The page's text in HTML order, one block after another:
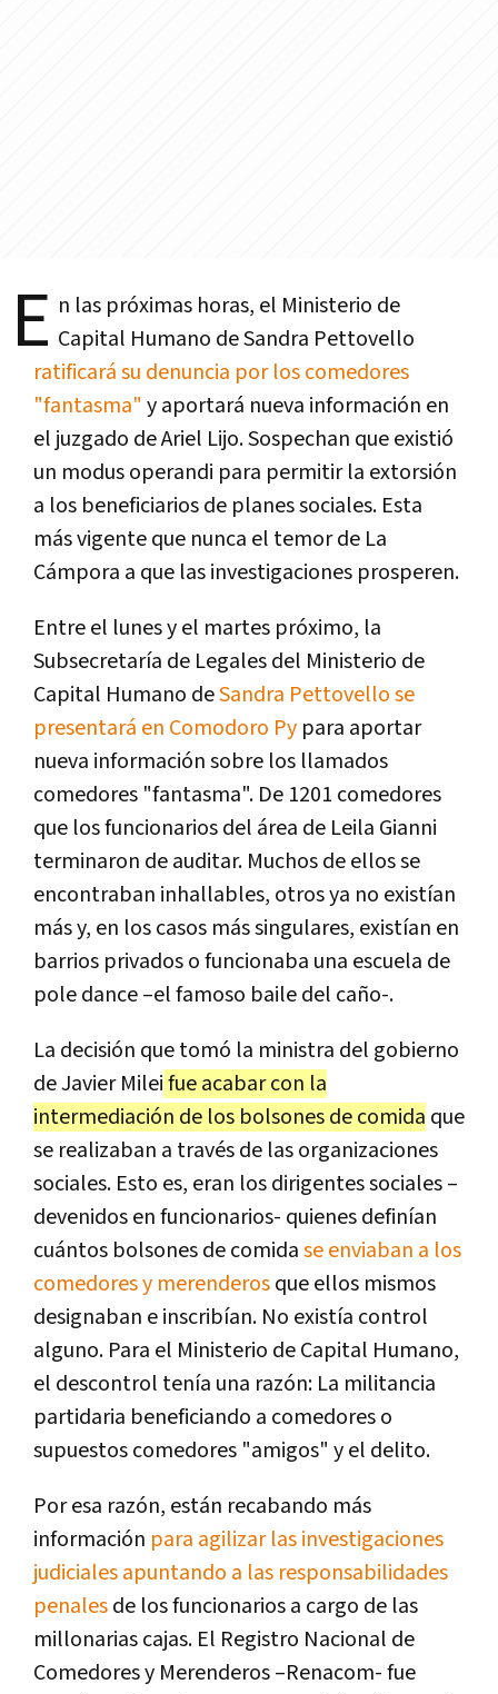
E n las próximas horas, el Ministerio de
Capital Humano de Sandra Pettovello
ratificará su denuncia por los comedores
"fantasma" y aportará nueva información en
el juzgado de Ariel Lijo. Sospechan que existió
un modus operandi para permitir la extorsión
a los beneficiarios de planes sociales. Esta
más vigente que nunca el temor de La
Cámpora a que las investigaciones prosperen.
Entre el lunes y el martes próximo, la
Subsecretaría de Legales del Ministerio de
Capital Humano deSandra Pettovello se
presentará en Comodoro Py para aportar
nueva información sobre los llamados
comedores "fantasma". De 1201 comedores
que los funcionarios del área de Leila Gianni
terminaron de auditar. Muchos de ellos se
encontraban inhallables, otros ya no existían
más y, en los casos más singulares, existían en
barrios privados o funcionaba una escuela de
pole dance –el famoso baile del caño-.
La decisión que tomó la ministra del gobierno
de Javier Mileifue acabar con la
intermediación de los bolsones de comida que
se realizaban a través de las organizaciones
sociales. Esto es, eran los dirigentes sociales –
devenidos en funcionarios- quienes definían
cuántos bolsones de comidase enviaban a los
comedores y merenderosque ellos mismos
designaban e inscribían. No existía control
alguno. Para el Ministerio de Capital Humano,
el descontrol tenía una razón: La militancia
partidaria beneficiando a comedores o
supuestos comedores "amigos" y el delito.
Por esa razón, están recabando más
información para agilizar las investigaciones
judiciales apuntando a las responsabilidades
penalesde los funcionarios a cargo de las
millonarias cajas. El Registro Nacional de
Comedores y Merenderos –Renacom- fue